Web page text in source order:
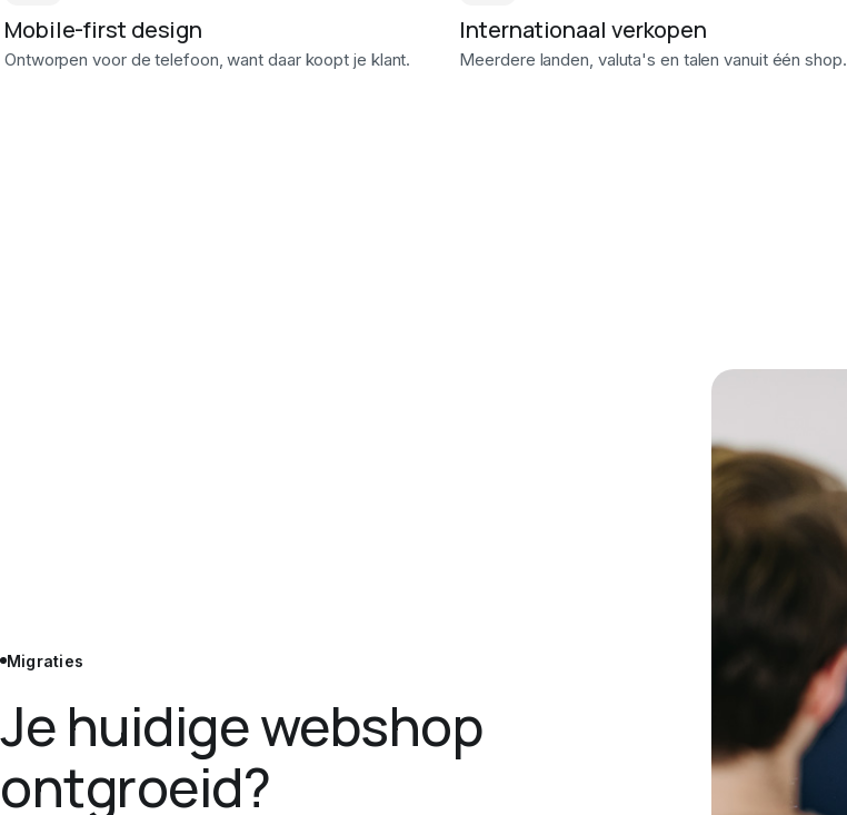
Mobile-first design
Ontworpen voor de telefoon, want daar koopt je klant.
Internationaal verkopen
Meerdere landen, valuta's en talen vanuit één shop.
Migraties
Je huidige webshop
ontgroeid?